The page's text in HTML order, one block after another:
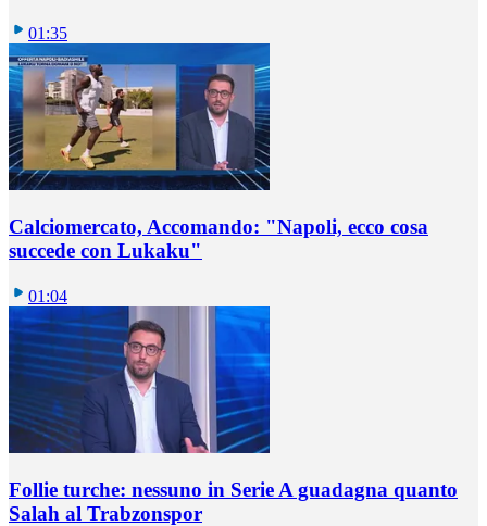
01:35
Calciomercato, Accomando: "Napoli, ecco cosa
succede con Lukaku"
01:04
Follie turche: nessuno in Serie A guadagna quanto
Salah al Trabzonspor